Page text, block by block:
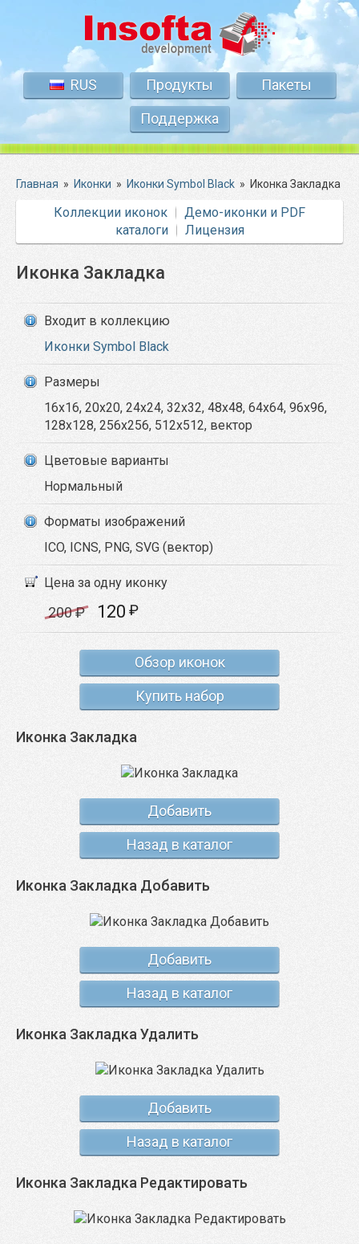
RUS Продукты
Пакеты
Поддержка
Главная » Иконки » Иконки Symbol Black » Иконка Закладка
Коллекции иконок
Демо-иконки и PDF
каталоги
Лицензия
Иконка Закладка
Входит в коллекцию
Иконки Symbol Black
Размеры
16x16, 20x20, 24x24, 32x32, 48x48, 64x64, 96x96,
128x128, 256x256, 512x512, вектор
Цветовые варианты
Нормальный
Форматы изображений
ICO, ICNS, PNG, SVG (вектор)
Цена за одну иконку
200₽ 120 ₽
Обзор иконок
Купить набор
Иконка Закладка
Добавить
Назад в каталог
Иконка Закладка Добавить
Добавить
Назад в каталог
Иконка Закладка Удалить
Добавить
Назад в каталог
Иконка Закладка Редактировать